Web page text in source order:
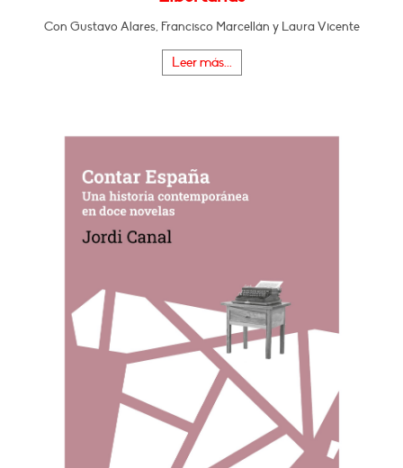
Con Gustavo Alares, Francisco Marcellán y Laura Vicente
Leer más...